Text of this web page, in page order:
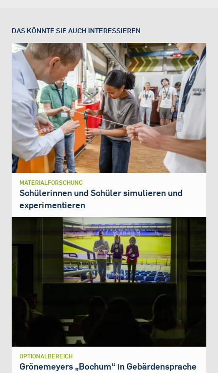
DAS KÖNNTE SIE AUCH INTERESSIEREN
MATERIALFORSCHUNG
Schülerinnen und Schüler simulieren und
experimentieren
OPTIONALBEREICH
Grönemeyers „Bochum“ in Gebärdensprache